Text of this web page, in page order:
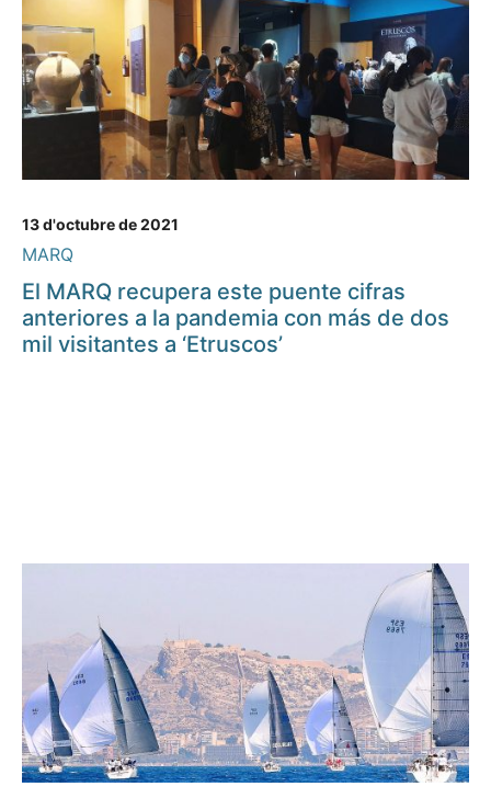
13 d'octubre de 2021
MARQ
El MARQ recupera este puente cifras
anteriores a la pandemia con más de dos
mil visitantes a ‘Etruscos’